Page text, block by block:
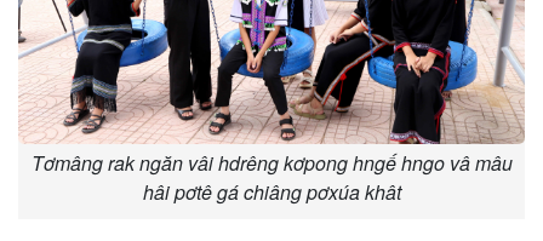
Tơmâng rak ngăn vâi hdrêng kơpong hngế hngo vâ mâu
hâi pơtê gá chiâng pơxúa khât